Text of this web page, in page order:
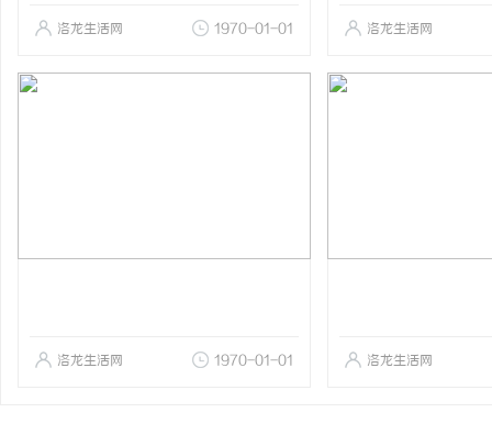
洛龙生活网 1970-01-01 洛龙生活网
洛龙生活网 1970-01-01 洛龙生活网